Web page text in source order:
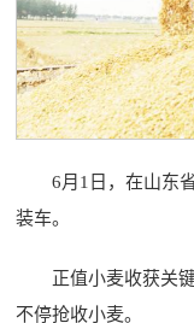
6月1日，在山东
装车。
正值小麦收获关
不停抢收小麦。